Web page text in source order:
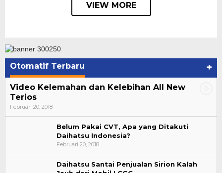
VIEW MORE
Otomatif Terbaru +
Video Kelemahan dan Kelebihan All New
Terios
Februari 20, 2018
Belum Pakai CVT, Apa yang Ditakuti
Daihatsu Indonesia?
Februari 20, 2018
Daihatsu Santai Penjualan Sirion Kalah